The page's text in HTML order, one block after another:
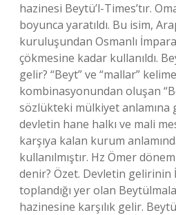
hazinesi Beytü’l-Times’tır.
boyunca yaratıldı. Bu isim,
kuruluşundan Osmanlı
çökmesine kadar kullanıldı.
gelir? “Beyt” ve “mallar”
kombinasyonundan oluşan
sözlükteki mülkiyet anlamına
devletin hane halkı ve mali
karşıya kalan kurum
kullanılmıştır. Hz Ömer
denir? Özet. Devletin gelirinin
toplandığı yer olan
hazinesine karşılık gelir.